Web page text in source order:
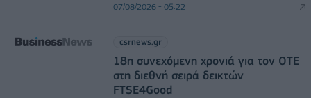
07/08/2026 - 05:22
csrnews.gr
18η συνεχόμενη χρονιά για τον ΟΤΕ
στη διεθνή σειρά δεικτών
FTSE4Good